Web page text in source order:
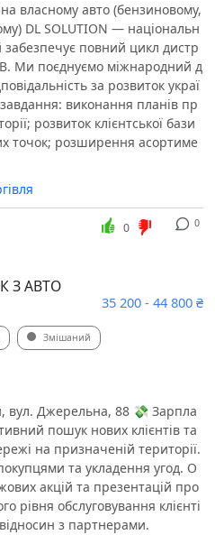
власному авто (бензиновому,
DL SOLUTION — національн
повний цикл дистр
Ми поєднуємо міжнародний д
за розвиток украї
виконання планів пр
розвиток клієнтської бази
точок; розширення асортиме
0
0
З АВТО
35 200 - 44 800 ₴
Змішаний
вул. Джерельна, 88 💸 Зарпла
пошук нових клієнтів та
на призначеній території.
та укладення угод. О
акцій та презентацій про
рівня обслуговування клієнті
з партнерами.